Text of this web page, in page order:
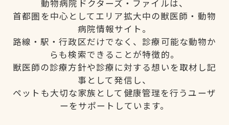
動物病院ドクターズ・ファイルは、
首都圏を中心としてエリア拡大中の獣医師・動物
病院情報サイト。
路線・駅・行政区だけでなく、診療可能な動物か
らも検索できることが特徴的。
獣医師の診療方針や診療に対する想いを取材し記
事として発信し、
ペットも大切な家族として健康管理を行うユーザ
ーをサポートしています。